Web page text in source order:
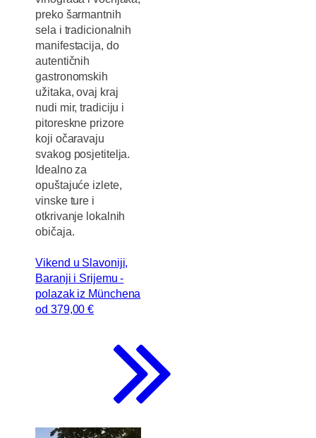
preko šarmantnih
sela i tradicionalnih
manifestacija, do
autentičnih
gastronomskih
užitaka, ovaj kraj
nudi mir, tradiciju i
pitoreskne prizore
koji očaravaju
svakog posjetitelja.
Idealno za
opuštajuće izlete,
vinske ture i
otkrivanje lokalnih
običaja.
Vikend u Slavoniji,
Baranji i Srijemu -
polazak iz Münchena
od 379,00 €